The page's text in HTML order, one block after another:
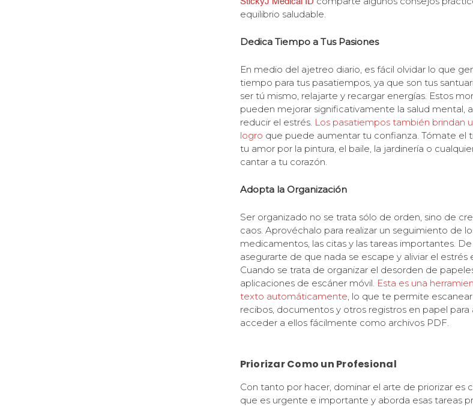
equilibrio saludable.
Dedica Tiempo a Tus Pasiones
En medio del ajetreo diario, es fácil olvidar lo que
tiempo para tus pasatiempos, ya que son tus
ser tú mismo, relajarte y recargar energías. Estos
pueden mejorar significativamente la salud mental,
reducir el estrés. Los pasatiempos también brindan
logro que puede aumentar tu confianza. Tómate el
tu amor por la pintura, el baile, la jardinería o
cantar a tu corazón.
Adopta la Organización
Ser organizado no se trata sólo de orden, sino de
caos. Aprovéchalo para realizar un seguimiento de
medicamentos, las citas y las tareas importantes.
asegurarte de que nada se escape y aliviar el estrés
Cuando se trata de organizar el desorden de
aplicaciones de escáner móvil. Esta es una
texto automáticamente, lo que te permite
recibos, documentos y otros registros en papel para
acceder a ellos fácilmente como archivos PDF.
Priorizar Como un Profesional
Con tanto por hacer, dominar el arte de priorizar es
que es urgente e importante y aborda esas tareas